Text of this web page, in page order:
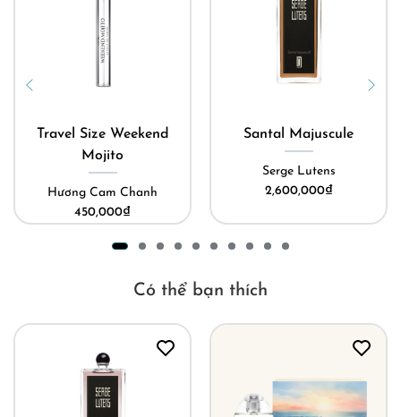
Travel Size Weekend
Mojito
Hương Cam Chanh
450,000₫
Santal Majuscule
Serge Lutens
2,600,000₫
Có thể bạn thích